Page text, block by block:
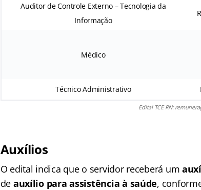
Auditor de Controle Externo – Tecnologia da
Informação
Médico
Técnico Administrativo
Edital TCE RN:
Auxílios
O edital indica que o servidor receberá um
de auxílio para assistência à saúde,